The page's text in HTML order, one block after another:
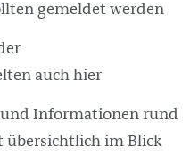
gemeldet werden
auch hier
und Informationen rund
übersichtlich im Blick